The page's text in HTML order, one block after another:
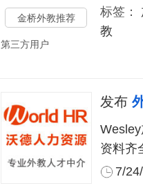
金桥外教推荐
第三方用户
标签：
教
发布
资料齐
7/